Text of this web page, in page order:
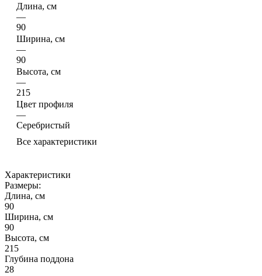
Длина, см
—
90
Ширина, см
—
90
Высота, см
—
215
Цвет профиля
—
Серебристый
Все характеристики
Характеристики
Размеры:
Длина, см
90
Ширина, см
90
Высота, см
215
Глубина поддона
28